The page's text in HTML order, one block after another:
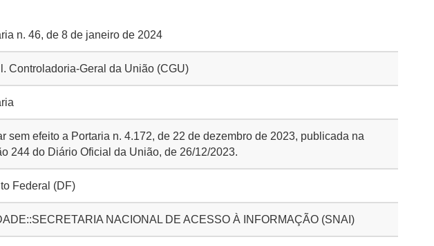
n. 46, de 8 de janeiro de 2024
Controladoria-Geral da União (CGU)
sem efeito a Portaria n. 4.172, de 22 de dezembro de 2023, publicada na
244 do Diário Oficial da União, de 26/12/2023.
Federal (DF)
NACIONAL DE ACESSO À INFORMAÇÃO (SNAI)